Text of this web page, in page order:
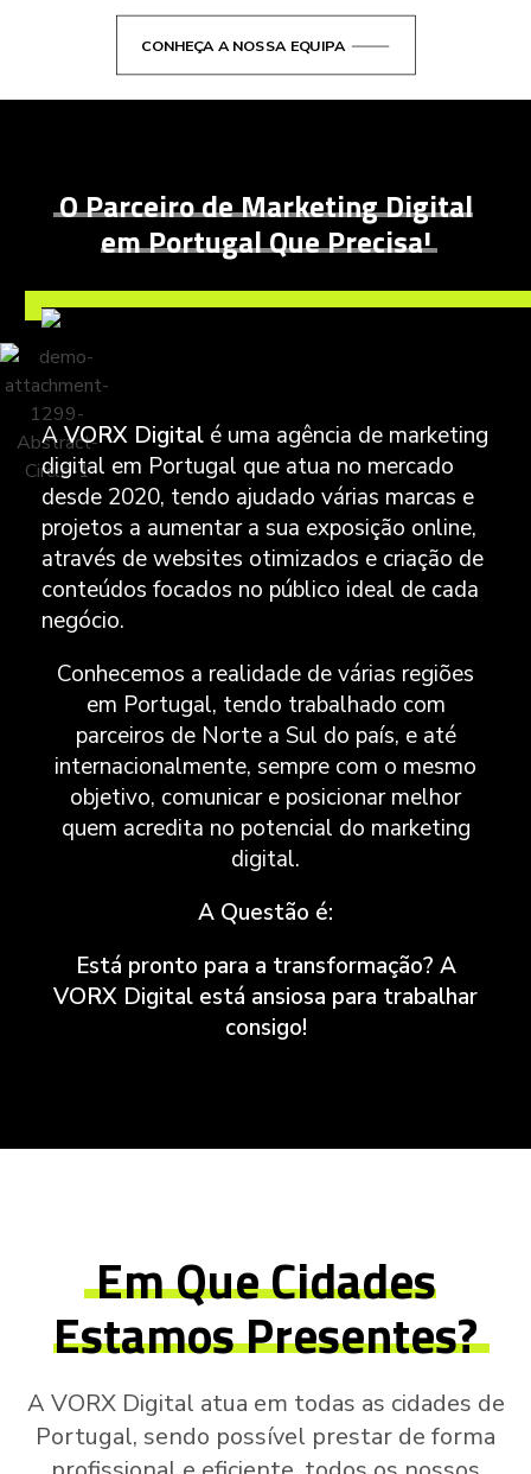
CONHEÇA A NOSSA EQUIPA
O Parceiro de Marketing Digital
em Portugal Que Precisa!
AVORX Digital é uma agência de marketing
digital em Portugal que atua no mercado
desde 2020, tendo ajudado várias marcas e
projetos a aumentar a sua exposição online,
através de websites otimizados e criação de
conteúdos focados no público ideal de cada
negócio.
Conhecemos a realidade de várias regiões
em Portugal, tendo trabalhado com
parceiros de Norte a Sul do país, e até
internacionalmente, sempre com o mesmo
objetivo, comunicar e posicionar melhor
quem acredita no potencial do marketing
digital.
A Questão é:
Está pronto para a transformação? A
VORX Digital está ansiosa para trabalhar
consigo!
Em Que Cidades
Estamos Presentes?
A VORX Digital atua em todas as cidades de
Portugal, sendo possível prestar de forma